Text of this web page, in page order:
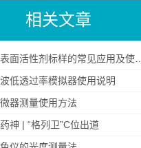
相关文章
低透过率模拟器使用说明
器测量使用方法
神 | “格列卫”C位出道